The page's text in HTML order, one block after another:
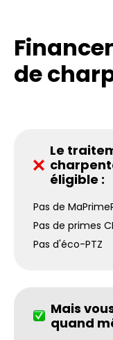
de
Le
éligible :
Pas de
Pas de primes
Pas d'éco-PTZ
Mais
quand